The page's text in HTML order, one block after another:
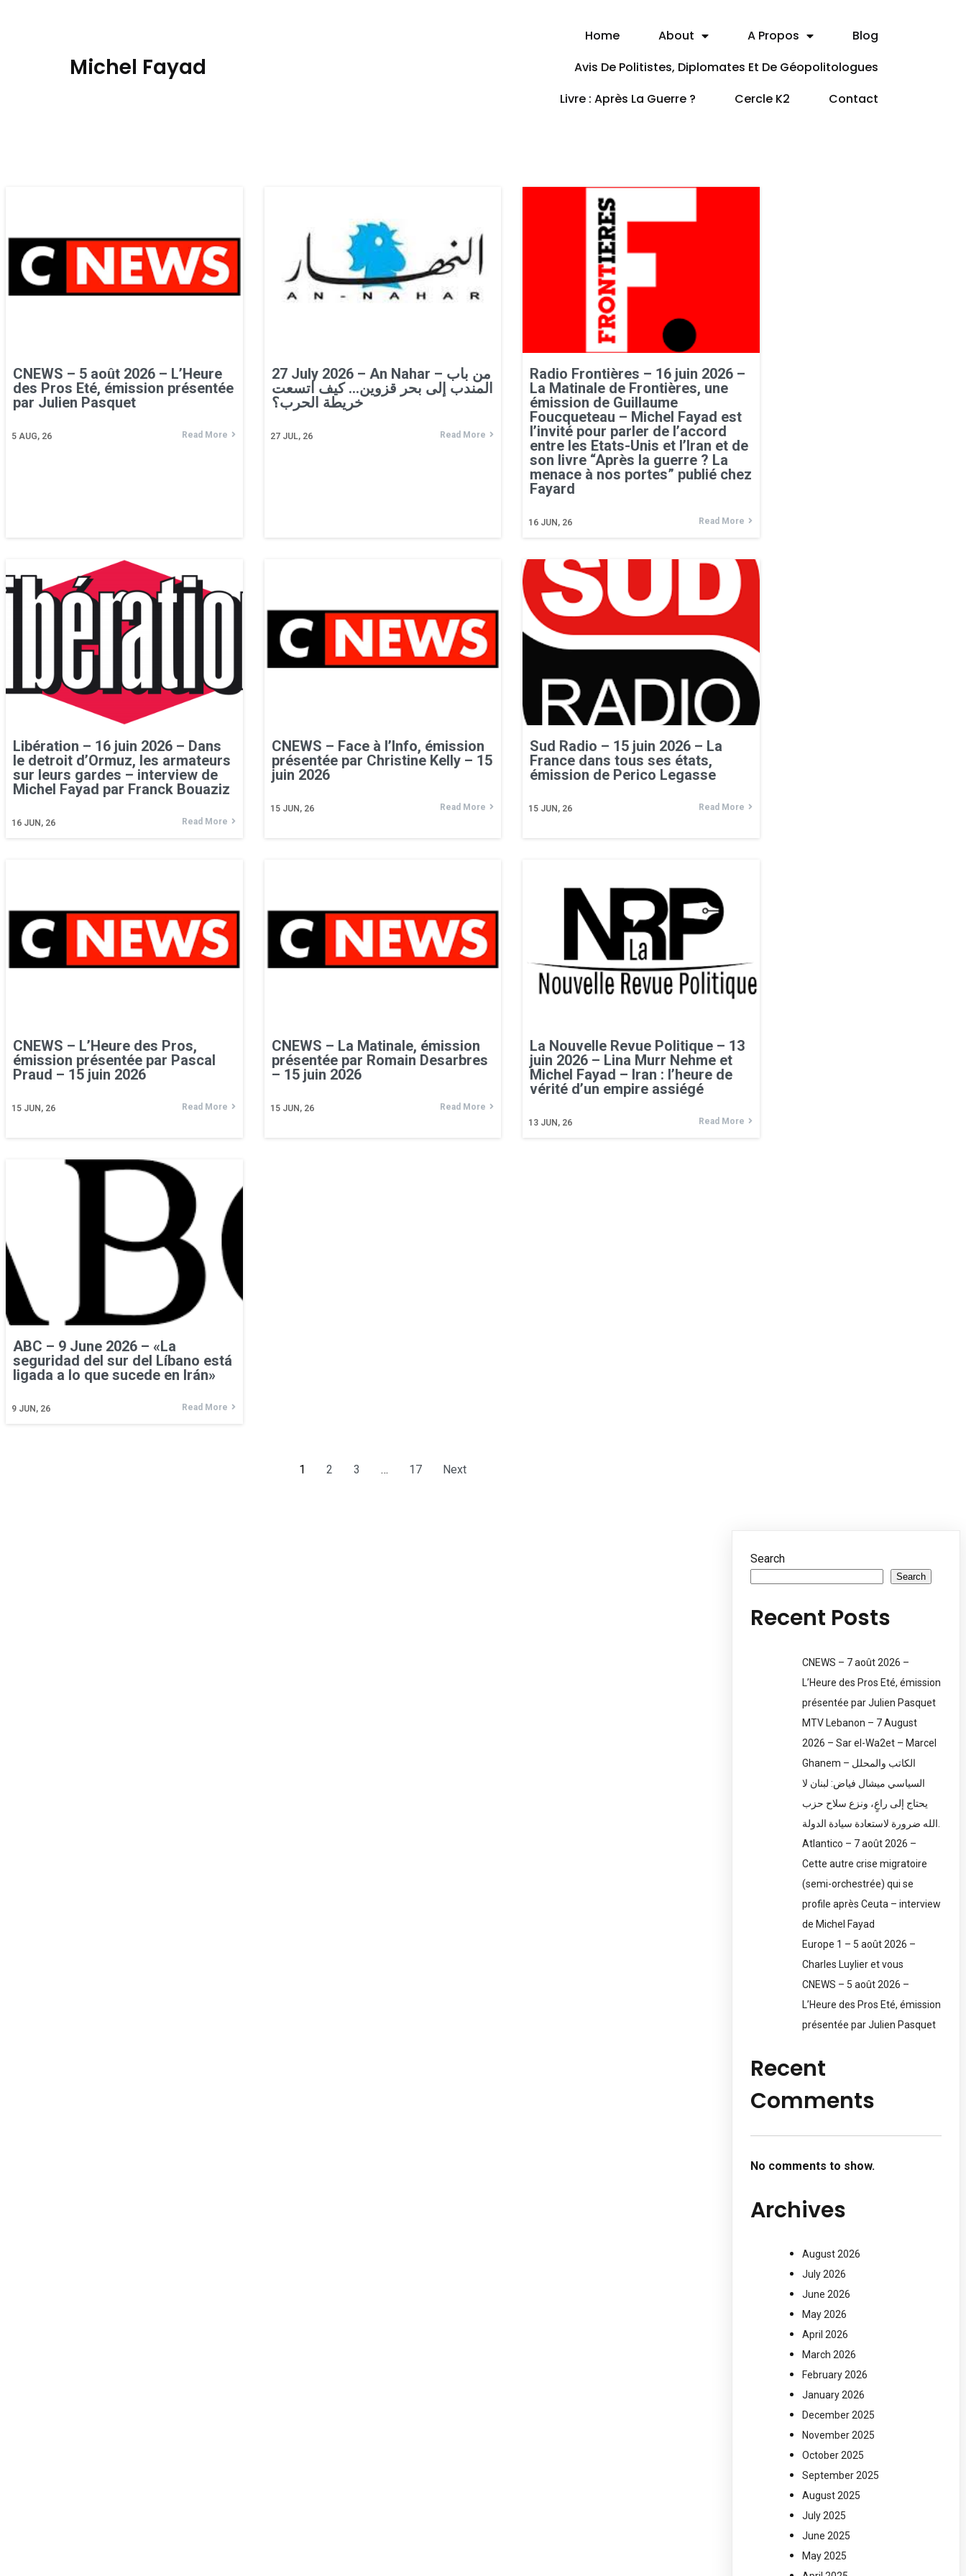
Michel Fayad
Home About A Propos
Blog
Avis De Politistes, Diplomates Et De Géopolitologues
Livre : Après La Guerre ?
Cercle K2 Contact
CNEWS – 5 août 2026 – L’Heure
des Pros Eté, émission présentée
par Julien Pasquet
5 AUG, 26 Read More
27 July 2026 – An Nahar – من باب
المندب إلى بحر قزوين… كيف اتسعت
خريطة الحرب؟
27 JUL, 26 Read More
Radio Frontières – 16 juin 2026 –
La Matinale de Frontières, une
émission de Guillaume
Foucqueteau – Michel Fayad est
l’invité pour parler de l’accord
entre les Etats-Unis et l’Iran et de
son livre “Après la guerre ? La
menace à nos portes” publié chez
Fayard
16 JUN, 26 Read More
Libération – 16 juin 2026 – Dans
le detroit d’Ormuz, les armateurs
sur leurs gardes – interview de
Michel Fayad par Franck Bouaziz
16 JUN, 26 Read More
CNEWS – Face à l’Info, émission
présentée par Christine Kelly – 15
juin 2026
15 JUN, 26 Read More
Sud Radio – 15 juin 2026 – La
France dans tous ses états,
émission de Perico Legasse
15 JUN, 26 Read More
CNEWS – L’Heure des Pros,
émission présentée par Pascal
Praud – 15 juin 2026
15 JUN, 26 Read More
CNEWS – La Matinale, émission
présentée par Romain Desarbres
– 15 juin 2026
15 JUN, 26 Read More
La Nouvelle Revue Politique – 13
juin 2026 – Lina Murr Nehme et
Michel Fayad – Iran : l’heure de
vérité d’un empire assiégé
13 JUN, 26 Read More
ABC – 9 June 2026 – «La
seguridad del sur del Líbano está
ligada a lo que sucede en Irán»
9 JUN, 26 Read More
1 2 3 … 17 Next
Search
Search
Recent Posts
CNEWS – 7 août 2026 –
L’Heure des Pros Eté, émission
présentée par Julien Pasquet
MTV Lebanon – 7 August
2026 – Sar el-Wa2et – Marcel
Ghanem – الكاتب والمحلل
السياسي ميشال فياض: لبنان لا
يحتاج إلى راعٍ، ونزع سلاح حزب
Atlantico – 7 août 2026 –
Cette autre crise migratoire
(semi-orchestrée) qui se
profile après Ceuta – interview
de Michel Fayad
Europe 1 – 5 août 2026 –
Charles Luylier et vous
CNEWS – 5 août 2026 –
L’Heure des Pros Eté, émission
présentée par Julien Pasquet
Recent
Comments
No comments to show.
Archives
August 2026
July 2026
June 2026
May 2026
April 2026
March 2026
February 2026
January 2026
December 2025
November 2025
October 2025
September 2025
August 2025
July 2025
June 2025
May 2025